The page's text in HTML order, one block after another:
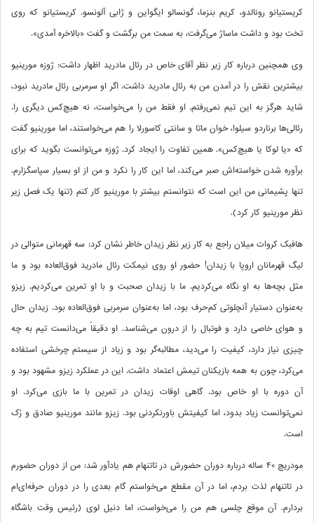
کریستیانو رونالدو، کریم بنزما، گونسالو ایگواین و ژابی آلونسو. کریستیانو که روی
تخت بود و داشت ماساژ می‌گرفت، به سمت من برگشت و گفت «بالاخره آمدی».
وی همچنین درباره کار زیر نظر آقای خاص در رئال مادرید اظهار داشت: ژوزه مورینیو
بیشترین نقش را در آمدن من به رئال مادرید داشت. اگر او سرمربی رئال مادرید نبود،
شاید هرگز به این تیم نمی‌رفتم. او فقط من را می‌خواست، نه هیچ‌کس دیگری را.
رئالی‌ها برناردو سیلوا، خوان ماتا و سانتی کاسورلا را هم می‌خواستند، اما مورینیو گفت
که «یا لوکا یا هیچ‌کس». همین تفاوت را ایجاد کرد. ژوزه می‌توانست بگوید که برای
برآوره شدن خواسته‌اش صبر می‌کند، اما این کار را نکرد و من از او بسیار سپاسگزارم.
تنها پشیمانی من این است که نتوانستم بیشتر با مورینیو کار کنم (تنها یک فصل زیر
نظر مورینیو کار کرد).
هافبک کروات میلان راجع به کار زیر نظر زیدان خاطر نشان کرد: سه قهرمانی متوالی در
لیگ قهرمانان اروپا با زیدان! حضور او روی نیمکت رئال مادرید فوق‌العاده بود و ما
مثل بچه‌ها به او نگاه می‌کردیم. ما با زیدان صحبت و با او تمرین می‌کردیم. زیزو
به‌عنوان دستیار آنچلوتی کم‌حرف بود، اما به‌عنوان سرمربی فوق‌العاده بود. زیدان حال
و هوای خاصی دارد و فوتبال را از درون می‌شناسد. او دقیقاً می‌دانست تیم به چه
چیزی نیاز دارد، کیفیت را می‌دید، مطالبه‌گر بود و زیاد از سیستم چرخشی استفاده
می‌کرد، چون به همه بازیکنان تیمش اعتماد داشت. این در عملکرد زیزو مشهود بود و
آن دوره با او خاص بود. گاهی اوقات زیدان در تمرین با ما بازی می‌کرد. او
نمی‌توانست زیاد بدود، اما کیفیتش باورنکردنی بود. زیزو مانند مورینیو صادق و رُک
است.
مودریچ 40 ساله درباره دوران حضورش در تاتنهام هم یادآور شد: من از دوران حضورم
در تاتنهام لذت بردم، اما در آن مقطع می‌خواستم گام بعدی را در دوران حرفه‌ای‌ام
بردارم. آن موقع چلسی هم من را می‌خواست، اما دنیل لوی (رئیس وقت باشگاه